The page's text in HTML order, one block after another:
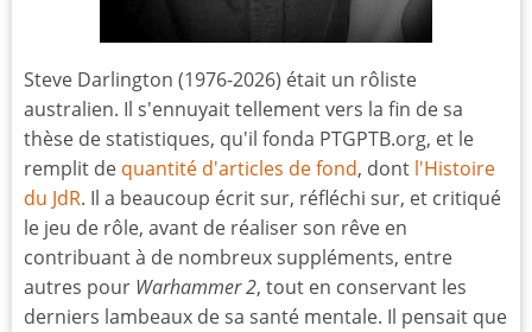
Steve Darlington (1976-2026) était un rôliste
australien. Il s'ennuyait tellement vers la fin de sa
thèse de statistiques, qu'il fonda PTGPTB.org, et le
remplit de quantité d'articles de fond, dont l'Histoire
du JdR. Il a beaucoup écrit sur, réfléchi sur, et critiqué
le jeu de rôle, avant de réaliser son rêve en
contribuant à de nombreux suppléments, entre
autres pour Warhammer 2, tout en conservant les
derniers lambeaux de sa santé mentale. Il pensait que